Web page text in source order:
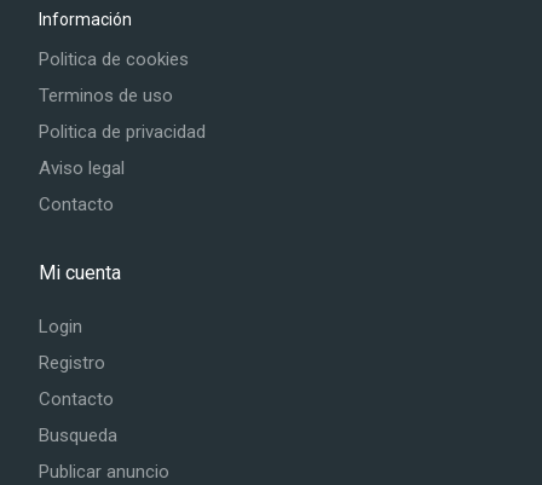
Información
Politica de cookies
Terminos de uso
Politica de privacidad
Aviso legal
Contacto
Mi cuenta
Login
Registro
Contacto
Busqueda
Publicar anuncio